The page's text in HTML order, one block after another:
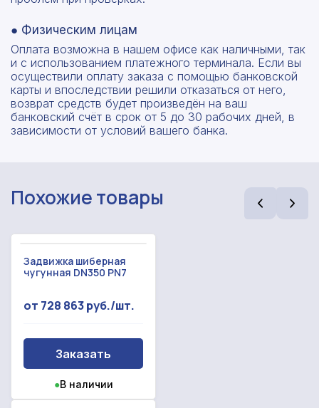
● Физическим лицам
Оплата возможна в нашем офисе как наличными, так
и с использованием платежного терминала. Если вы
осуществили оплату заказа с помощью банковской
карты и впоследствии решили отказаться от него,
возврат средств будет произведён на ваш
банковский счёт в срок от 5 до 30 рабочих дней, в
зависимости от условий вашего банка.
Похожие товары
Задвижка шиберная
чугунная DN350 PN7
от 728 863 руб./шт.
Заказать
●В наличии
Заполните форму ниже, чтобы получить
точный расчет сметы. Мы свяжемся с вами в
Оставьте номер
телефона
Мы свяжемся с вами в ближайшее время!
Предоставим бесплатную консультацию по